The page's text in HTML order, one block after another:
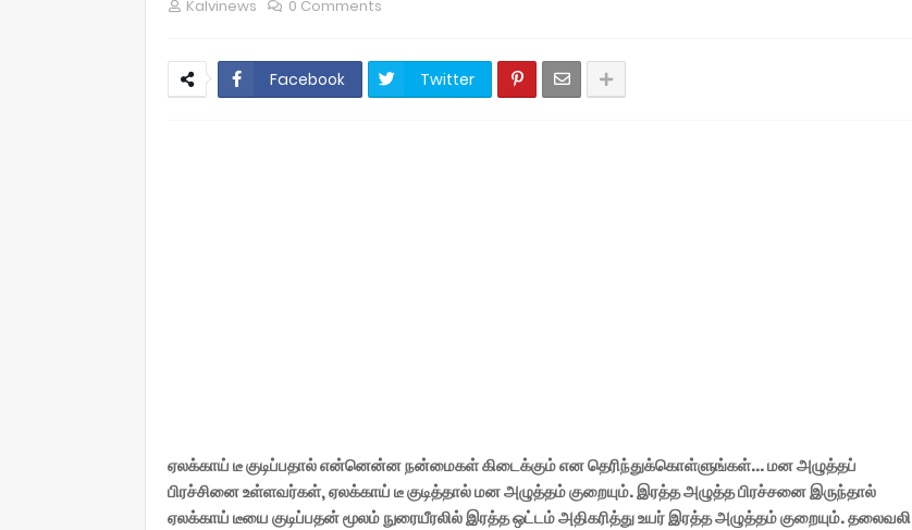
Kalvinews 0 Comments
Facebook Twitter
ஏலக்காய் டீ குடிப்பதால் என்னென்ன நன்மைகள் கிடைக்கும் என தெரிந்துக்கொள்ளுங்கள்... மன அழுத்தப்
பிரச்சினை உள்ளவர்கள், ஏலக்காய் டீ குடித்தால் மன அழுத்தம் குறையும். இரத்த அழுத்த பிரச்சனை இருந்தால்
ஏலக்காய் டீயை குடிப்பதன் மூலம் நுரையீரலில் இரத்த ஒட்டம் அதிகரித்து உயர் இரத்த அழுத்தம் குறையும். தலைவலி